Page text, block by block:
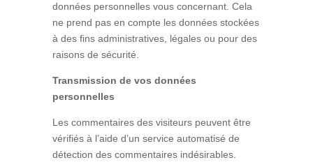
données personnelles vous concernant. Cela
ne prend pas en compte les données stockées
à des fins administratives, légales ou pour des
raisons de sécurité.
Transmission de vos données
personnelles
Les commentaires des visiteurs peuvent être
vérifiés à l’aide d’un service automatisé de
détection des commentaires indésirables.